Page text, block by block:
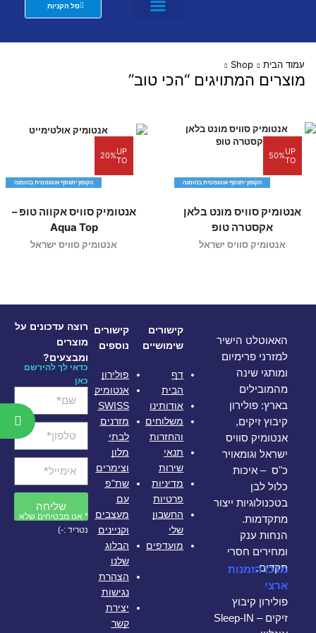
סל הקניות
עמוד הבית Shop
מוצרים המתויגים “הכי טוב”
UP
TO
50%
הקופון יתווסף אוטומטית בהזמנה
אנטומיק סוויס מונט בלאן
אקסטרה טופ
אנטומיק סוויס ישראל
UP
TO
20%
הקופון יתווסף אוטומטית בהזמנה
אנטומיק סוויס אקווה טופ –
Aqua Top
אנטומיק סוויס ישראל
האאוטלט הישיר
למזרני פרימיום
ומותגי שינה
מהמובילים
בארץ: פולירון
קיבוץ זיקים,
אנטומיק סוויס
ישראל וגומאויר
כ"ס – איכות
כלול לבן
בטכנולוגיות ייצור
מתקדמות.
הנחות ענק
ומחירים חסרי
תקדים.
מרכז הזמנות
ארצי
פולירון קיבוץ
זיקים – Sleep-IN
קישורים
שימושיים
דף
הבית
אודותינו
משלוחים
והחזרות
תנאי
שירות
מדיניות
פרטיות
החשבון
שלי
מועדפים
קישורים
נוספים
פולירון
אנטומיק
SWISS
מזרנים
לבתי
מלון
וצימרים
שת"פ
עם
מעצבים
וקניינים
הבלוג
שלנו
הצהרת
נגישות
יצירת
קשר
רוצה עדכונים על
מוצרים
ומבצעים?
כדאי לך להירשם
כאן
שליחה
* אנו מבטיחים שלא
נטריד :-)